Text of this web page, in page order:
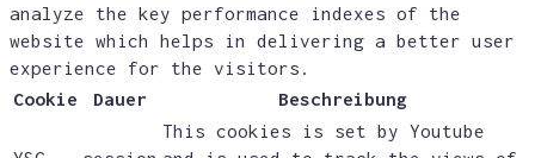
analyze the key performance indexes of the
website which helps in delivering a better user
experience for the visitors.
Cookie
Dauer Beschreibung
This cookies is set by Youtube